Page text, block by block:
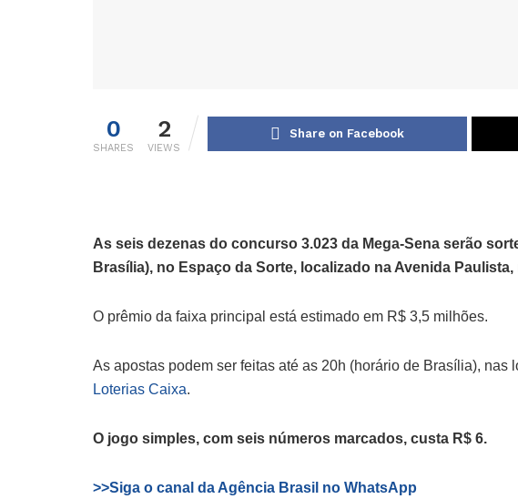
0
SHARES
2
VIEWS
Share on Facebook
As seis dezenas do concurso 3.023 da Mega-Sena serão
Brasília), no Espaço da Sorte, localizado na Avenida Paulista,
O prêmio da faixa principal está estimado em R$ 3,5 milhões.
As apostas podem ser feitas até as 20h (horário de Brasília), nas
Loterias Caixa.
O jogo simples, com seis números marcados, custa R$ 6.
>>Siga o canal da Agência Brasil no WhatsApp